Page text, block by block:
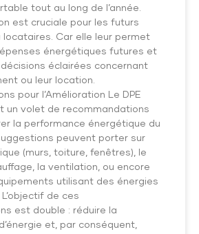
tout au long de l’année.
est cruciale pour les futurs
Car elle leur permet
énergétiques futures et
éclairées concernant
ou leur location.
pour l’Amélioration Le DPE
un volet de recommandations
la performance énergétique du
peuvent porter sur
(murs, toiture, fenêtres), le
la ventilation, ou encore
utilisant des énergies
de ces
est double : réduire la
et, par conséquent,